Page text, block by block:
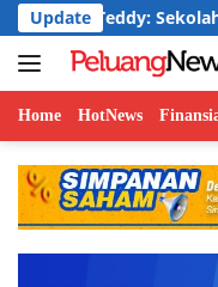
Langsung
ke
konten
Update
Sekolah Rakyat
Home HotNews